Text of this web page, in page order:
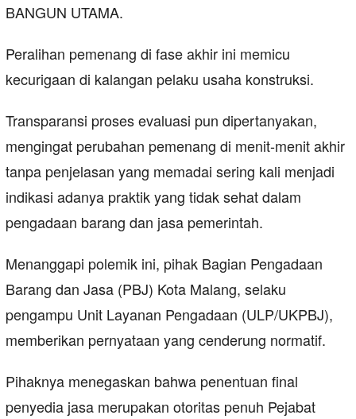
BANGUN UTAMA.
Peralihan pemenang di fase akhir ini memicu
kecurigaan di kalangan pelaku usaha konstruksi.
Transparansi proses evaluasi pun dipertanyakan,
mengingat perubahan pemenang di menit-menit akhir
tanpa penjelasan yang memadai sering kali menjadi
indikasi adanya praktik yang tidak sehat dalam
pengadaan barang dan jasa pemerintah.
Menanggapi polemik ini, pihak Bagian Pengadaan
Barang dan Jasa (PBJ) Kota Malang, selaku
pengampu Unit Layanan Pengadaan (ULP/UKPBJ),
memberikan pernyataan yang cenderung normatif.
Pihaknya menegaskan bahwa penentuan final
penyedia jasa merupakan otoritas penuh Pejabat